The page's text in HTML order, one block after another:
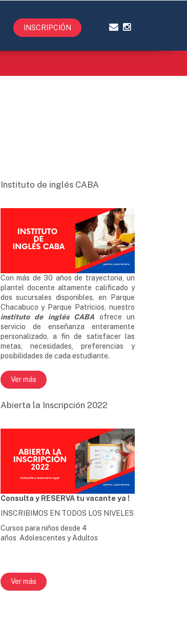
INSCRIPCIÓN
Instituto de inglés CABA
Con más de 30 años de trayectoria, un
plantel docente altamente calificado y
dos sucursales disponibles, en Parque
Chacabuco y Parque Patricios, nuestro
instituto de inglés CABA ofrece un
servicio de enseñanza enteramente
personalizado, a fin de satisfacer las
metas, necesidades, preferencias y
posibilidades de cada estudiante.
Ver más
Abierta la Inscripción 2022
Consulta y RESERVA tu vacante ya !
INSCRIBIMOS EN TODOS LOS NIVELES
Cursos para niños desde 4
años Adolescentes y Adultos
Ver más